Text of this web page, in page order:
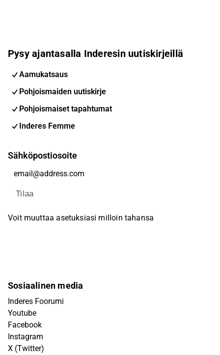
Pysy ajantasalla Inderesin uutiskirjeillä
Aamukatsaus
Pohjoismaiden uutiskirje
Pohjoismaiset tapahtumat
Inderes Femme
Sähköpostiosoite
Tilaa
Voit muuttaa asetuksiasi milloin tahansa
Sosiaalinen media
Inderes Foorumi
Youtube
Facebook
Instagram
X (Twitter)